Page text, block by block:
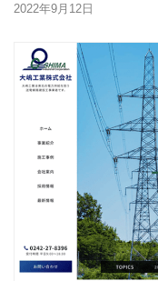
2022年9月12日